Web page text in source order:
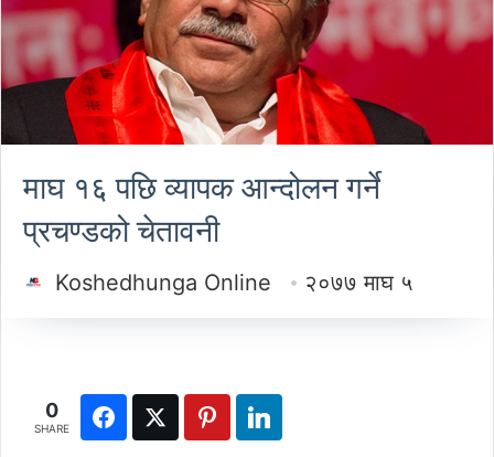
माघ १६ पछि व्यापक आन्दोलन गर्ने
प्रचण्डको चेतावनी
Koshedhunga Online २०७७ माघ ५
0
SHARE